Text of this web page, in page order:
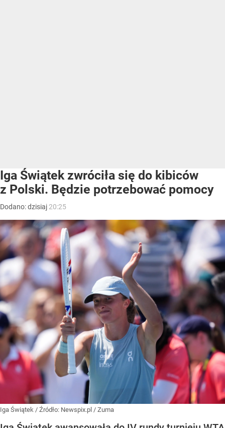
Iga Świątek zwróciła się do kibiców
z Polski. Będzie potrzebować pomocy
Dodano:dzisiaj 20:25
Iga Świątek / Źródło: Newspix.pl / Zuma